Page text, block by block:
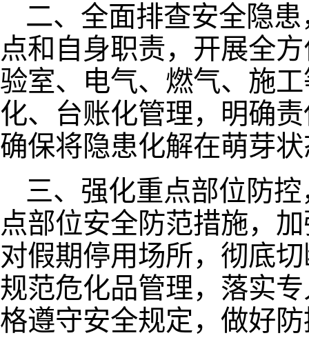
二、全面排查安全隐
点和自身职责，开展全
验室、电气、燃气、施
化、台账化管理，明确
确保将隐患化解在萌芽
三、强化重点部位防
点部位安全防范措施，
对假期停用场所，彻底
规范危化品管理，落实
格遵守安全规定，做好